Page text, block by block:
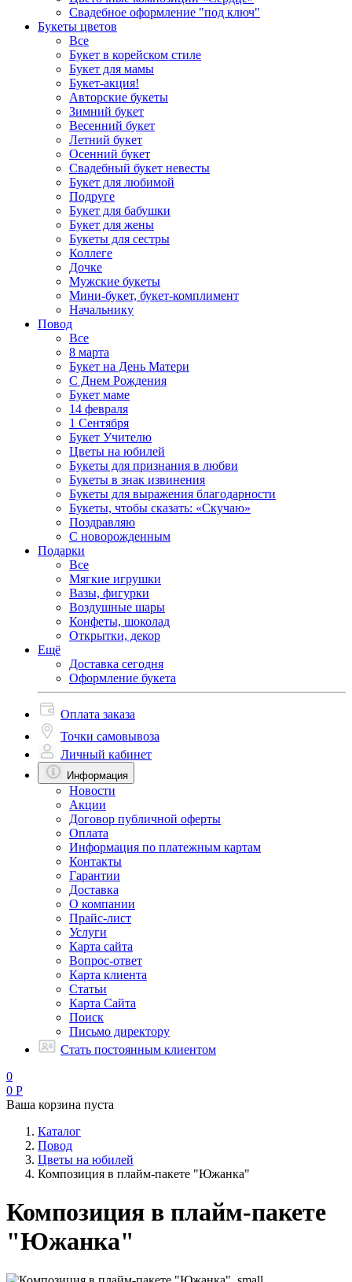
Свадебное оформление "под ключ"
Букеты цветов
Все
Букет в корейском стиле
Букет для мамы
Букет-акция!
Авторские букеты
Зимний букет
Весенний букет
Летний букет
Осенний букет
Свадебный букет невесты
Букет для любимой
Подруге
Букет для бабушки
Букет для жены
Букеты для сестры
Коллеге
Дочке
Мужские букеты
Мини-букет, букет-комплимент
Начальнику
Повод
Все
8 марта
Букет на День Матери
С Днем Рождения
Букет маме
14 февраля
1 Сентября
Букет Учителю
Цветы на юбилей
Букеты для признания в любви
Букеты в знак извинения
Букеты для выражения благодарности
Букеты, чтобы сказать: «Скучаю»
Поздравляю
С новорожденным
Подарки
Все
Мягкие игрушки
Вазы, фигурки
Воздушные шары
Конфеты, шоколад
Открытки, декор
Ещё
Доставка сегодня
Оформление букета
Оплата заказа
Точки самовывоза
Личный кабинет
Информация
Новости
Акции
Договор публичной оферты
Оплата
Информация по платежным картам
Контакты
Гарантии
Доставка
О компании
Прайс-лист
Услуги
Карта сайта
Вопрос-ответ
Карта клиента
Статьи
Карта Сайта
Поиск
Письмо директору
Стать постоянным клиентом
0
0 Р
Ваша корзина пуста
Каталог
Повод
Цветы на юбилей
Композиция в плайм-пакете "Южанка"
Композиция в плайм-пакете
"Южанка"